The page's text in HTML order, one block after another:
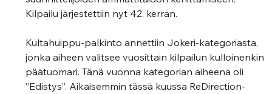
Kilpailu järjestettiin nyt 42. kerran.
Kultahuippu-palkinto annettiin Jokeri-kategoriasta,
jonka aiheen valitsee vuosittain kilpailun kulloinenkin
päätuomari. Tänä vuonna kategorian aiheena oli
”Edistys”. Aikaisemmin tässä kuussa ReDirection-